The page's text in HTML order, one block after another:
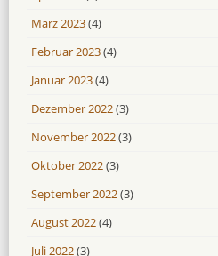
März 2023(4)
Februar 2023(4)
Januar 2023(4)
Dezember 2022(3)
November 2022(3)
Oktober 2022(3)
September 2022(3)
August 2022(4)
Juli 2022(3)